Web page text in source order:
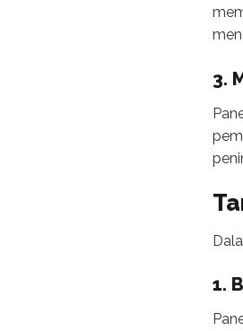
3.
1.